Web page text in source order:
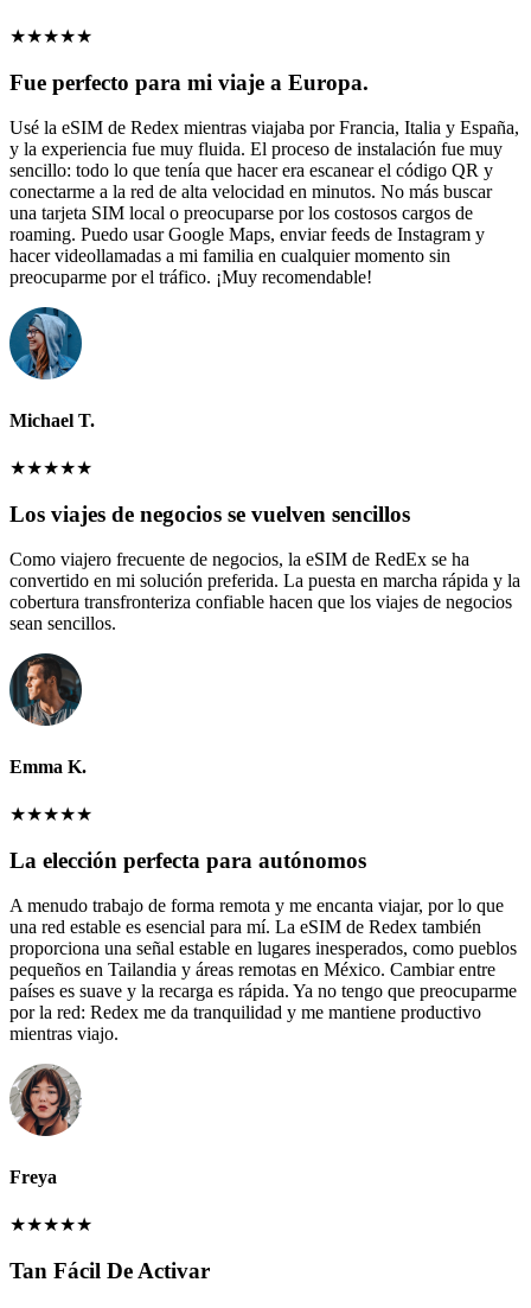
★★★★★
Fue perfecto para mi viaje a Europa.
Usé la eSIM de Redex mientras viajaba por Francia, Italia y España,
y la experiencia fue muy fluida. El proceso de instalación fue muy
sencillo: todo lo que tenía que hacer era escanear el código QR y
conectarme a la red de alta velocidad en minutos. No más buscar
una tarjeta SIM local o preocuparse por los costosos cargos de
roaming. Puedo usar Google Maps, enviar feeds de Instagram y
hacer videollamadas a mi familia en cualquier momento sin
preocuparme por el tráfico. ¡Muy recomendable!
Michael T.
★★★★★
Los viajes de negocios se vuelven sencillos
Como viajero frecuente de negocios, la eSIM de RedEx se ha
convertido en mi solución preferida. La puesta en marcha rápida y la
cobertura transfronteriza confiable hacen que los viajes de negocios
sean sencillos.
Emma K.
★★★★★
La elección perfecta para autónomos
A menudo trabajo de forma remota y me encanta viajar, por lo que
una red estable es esencial para mí. La eSIM de Redex también
proporciona una señal estable en lugares inesperados, como pueblos
pequeños en Tailandia y áreas remotas en México. Cambiar entre
países es suave y la recarga es rápida. Ya no tengo que preocuparme
por la red: Redex me da tranquilidad y me mantiene productivo
mientras viajo.
Freya
★★★★★
Tan Fácil De Activar